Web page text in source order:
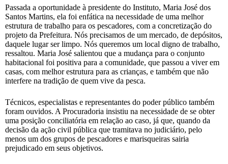
Passada a oportunidade à presidente do Instituto, Maria José dos
Santos Martins, ela foi enfática na necessidade de uma melhor
estrutura de trabalho para os pescadores, com a concretização do
projeto da Prefeitura. Nós precisamos de um mercado, de depósitos,
daquele lugar ser limpo. Nós queremos um local digno de trabalho,
ressaltou. Maria José salientou que a mudança para o conjunto
habitacional foi positiva para a comunidade, que passou a viver em
casas, com melhor estrutura para as crianças, e também que não
interfere na tradição de quem vive da pesca.
Técnicos, especialistas e representantes do poder público também
foram ouvidos. A Procuradoria insistiu na necessidade de se obter
uma posição conciliatória em relação ao caso, já que, quando da
decisão da ação civil pública que tramitava no judiciário, pelo
menos um dos grupos de pescadores e marisqueiras sairia
prejudicado em seus objetivos.